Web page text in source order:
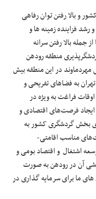
و بالا رفتن توان رفاهی
رشد فزاینده زمینه ها و
جمله بالا رفتن سرانه
منطقه رودهن
در این منطقه بیش
به فضاهای تفریحی و
فراغت به ویژه در
ایجاد فرصت‌های اقتصادی و
بخش گردشگری کشور به
مناسب اقامتی-
اشتغال و اقتصاد بومی و
آن در رودهن به صورت
ما برای سرمایه گذاری در